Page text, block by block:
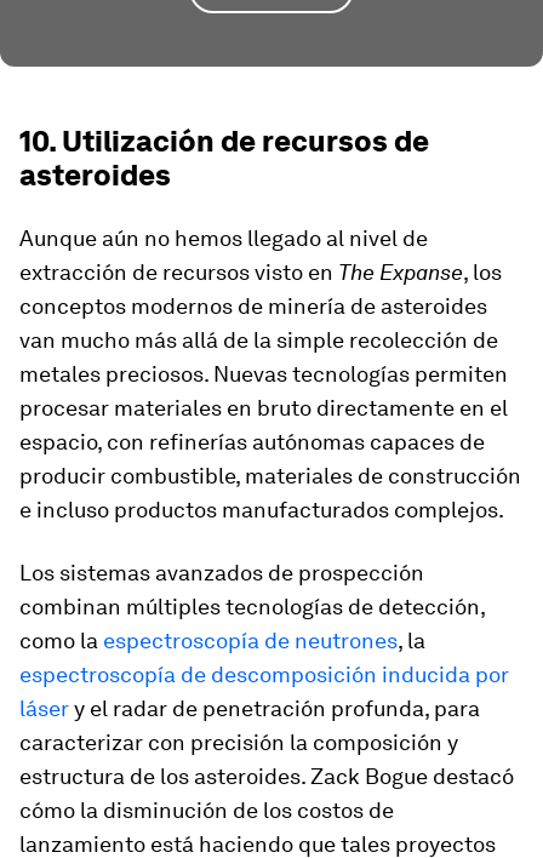
10. Utilización de recursos de
asteroides
Aunque aún no hemos llegado al nivel de
extracción de recursos visto en The Expanse, los
conceptos modernos de minería de asteroides
van mucho más allá de la simple recolección de
metales preciosos. Nuevas tecnologías permiten
procesar materiales en bruto directamente en el
espacio, con refinerías autónomas capaces de
producir combustible, materiales de construcción
e incluso productos manufacturados complejos.
Los sistemas avanzados de prospección
combinan múltiples tecnologías de detección,
como la espectroscopía de neutrones, la
espectroscopía de descomposición inducida por
lásery el radar de penetración profunda, para
caracterizar con precisión la composición y
estructura de los asteroides. Zack Bogue destacó
cómo la disminución de los costos de
lanzamiento está haciendo que tales proyectos